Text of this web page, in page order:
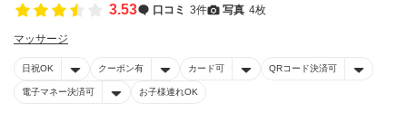
3.53 口コミ 3件 写真 4枚
マッサージ
日祝OK クーポン有 カード可 QRコード決済可
電子マネー決済可 お子様連れOK